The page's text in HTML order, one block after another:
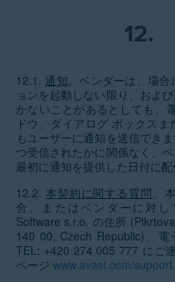
12.
12.1. 通知。ベンダーは、場
ョンを起動しない限り、およ
かないことがあるとしても、
ドウ、ダイアログ ボックス
もユーザーに通知を送信でき
つ受信されたかに関係なく、
最初に通知を提供した日付に
12.2. 本契約に関する質問。
合、またはベンダーに対
Software s.r.o. の住所
140 00, Czech Republic)、
TEL: +420 274 005 777 にご
ページ www.avast.com/support